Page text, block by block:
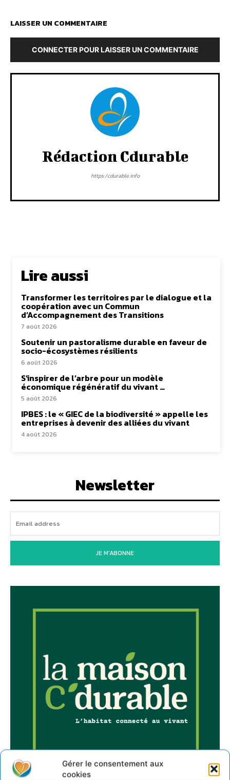
Gérer le consentement aux
cookies
LAISSER UN COMMENTAIRE
CONNECTER POUR LAISSER UN COMMENTAIRE
Rédaction Cdurable
https:/cdurable.info
Lire aussi
Transformer les territoires par le dialogue et la
coopération avec un Commun
d’Accompagnement des Transitions
7 août 2026
Soutenir un pastoralisme durable en faveur de
socio-écosystèmes résilients
6 août 2026
S’inspirer de l’arbre pour un modèle
économique régénératif du vivant …
5 août 2026
IPBES : le « GIEC de la biodiversité » appelle les
entreprises à devenir des alliées du vivant
4 août 2026
Newsletter
JE M'ABONNE